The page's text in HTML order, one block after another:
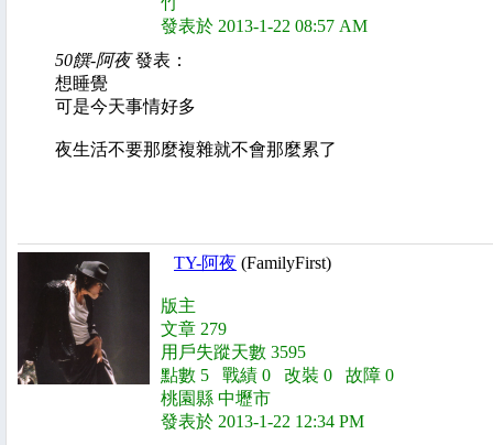
發表於 2013-1-22 08:57 AM
50饌-阿夜發表：
想睡覺
可是今天事情好多
夜生活不要那麼複雜就不會那麼累了
TY-阿夜 (FamilyFirst)
版主
文章 279
用戶失蹤天數 3595
點數 5 戰績 0 改裝 0 故障 0
桃園縣 中壢市
發表於 2013-1-22 12:34 PM